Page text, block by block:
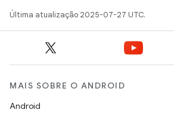
Última atualização 2025-07-27 UTC.
MAIS SOBRE O ANDROID
Android